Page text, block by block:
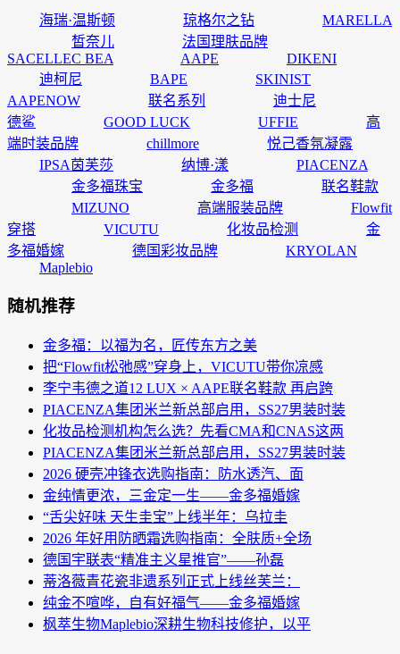
海瑞·温斯顿 琼格尔之钻
MARELLA
皙奈儿
法国理肤品牌
SACELLEC BEA
AAPE
DIKENI
迪柯尼
BAPE
SKINIST
AAPENOW
联名系列
迪士尼
德鲨
GOOD LUCK UFFIE
高
端时装品牌
chillmore
悦己香氛凝露
IPSA茵芙莎
纳博·漾
PIACENZA
金多福珠宝
金多福
联名鞋款
MIZUNO
高端服装品牌
Flowfit
穿搭
VICUTU 化妆品检测
金
多福婚嫁
德国彩妆品牌
KRYOLAN
Maplebio
随机推荐
金多福：以福为名，匠传东方之美
把“Flowfit松弛感”穿身上，VICUTU带你凉感
李宁韦德之道12 LUX × AAPE联名鞋款 再启跨
PIACENZA集团米兰新总部启用，SS27男装时装
化妆品检测机构怎么选？先看CMA和CNAS这两
PIACENZA集团米兰新总部启用，SS27男装时装
2026 硬壳冲锋衣选购指南：防水透汽、面
金纯情更浓，三金定一生——金多福婚嫁
“舌尖好味 天生圭宝”上线半年：乌拉圭
2026 年好用防晒霜选购指南：全肤质+全场
德国宇联表“精准主义星推官”——孙磊
蒂洛薇青花瓷非遗系列正式上线丝芙兰：
纯金不喧哗，自有好福气——金多福婚嫁
枫萃生物Maplebio深耕生物科技修护，以平